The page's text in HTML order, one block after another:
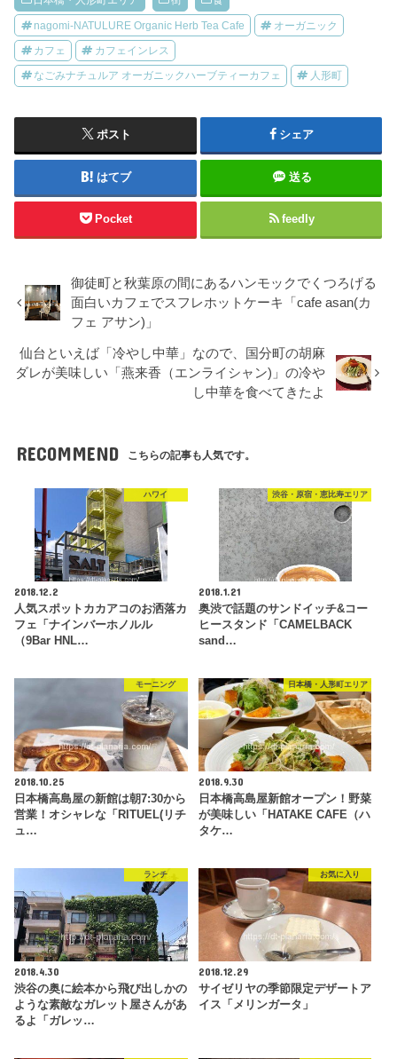
nagomi‐NATULURE Organic Herb Tea Cafe オーガニック
カフェ カフェインレス
なごみナチュルア オーガニックハーブティーカフェ 人形町
ポスト シェア
はてブ 送る
Pocket feedly
御徒町と秋葉原の間にあるハンモックでくつろげる
面白いカフェでスフレホットケーキ「cafe asan(カ
フェ アサン)」
仙台といえば「冷やし中華」なので、国分町の胡麻
ダレが美味しい「燕来香（エンライシャン)」の冷や
し中華を食べてきたよ
RECOMMEND こちらの記事も人気です。
ハワイ
2018.12.2
人気スポットカカアコのお洒落カ
フェ「ナインバーホノルル
（9Bar HNL…
渋谷・原宿・恵比寿エリア
2018.1.21
奥渋で話題のサンドイッチ&コー
ヒースタンド「CAMELBACK
sand…
モーニング
2018.10.25
日本橋高島屋の新館は朝7:30から
営業！オシャレな「RITUEL(リチ
ュ…
日本橋・人形町エリア
2018.9.30
日本橋高島屋新館オープン！野菜
が美味しい「HATAKE CAFE（ハ
タケ…
ランチ
2018.4.30
渋谷の奥に絵本から飛び出しかの
ような素敵なガレット屋さんがあ
るよ「ガレッ…
お気に入り
2018.12.29
サイゼリヤの季節限定デザートア
イス「メリンガータ」